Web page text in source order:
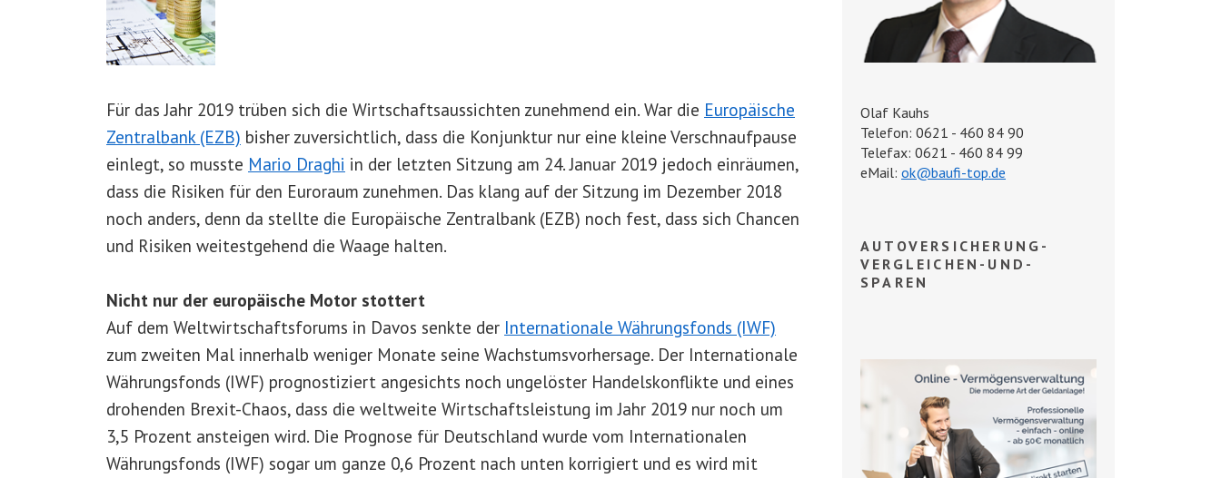
Für das Jahr 2019 trüben sich die Wirtschaftsaussichten zunehmend ein. War die Europäische
Zentralbank (EZB) bisher zuversichtlich, dass die Konjunktur nur eine kleine Verschnaufpause
einlegt, so musste Mario Draghi in der letzten Sitzung am 24. Januar 2019 jedoch einräumen,
dass die Risiken für den Euroraum zunehmen. Das klang auf der Sitzung im Dezember 2018
noch anders, denn da stellte die Europäische Zentralbank (EZB) noch fest, dass sich Chancen
und Risiken weitestgehend die Waage halten.
Nicht nur der europäische Motor stottert
Auf dem Weltwirtschaftsforums in Davos senkte der Internationale Währungsfonds (IWF)
zum zweiten Mal innerhalb weniger Monate seine Wachstumsvorhersage. Der Internationale
Währungsfonds (IWF) prognostiziert angesichts noch ungelöster Handelskonflikte und eines
drohenden Brexit-Chaos, dass die weltweite Wirtschaftsleistung im Jahr 2019 nur noch um
3,5 Prozent ansteigen wird. Die Prognose für Deutschland wurde vom Internationalen
Währungsfonds (IWF) sogar um ganze 0,6 Prozent nach unten korrigiert und es wird mit
Olaf Kauhs
Telefon: 0621 - 460 84 90
Telefax: 0621 - 460 84 99
eMail: ok@baufi-top.de
AUTOVERSICHERUNG-
VERGLEICHEN-UND-
SPAREN